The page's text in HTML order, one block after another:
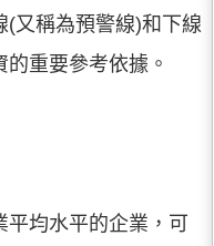
(又稱為預警線)和下線
重要參考依據。
均水平的企業，可